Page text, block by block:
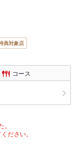
典対象店
コース
ださい。